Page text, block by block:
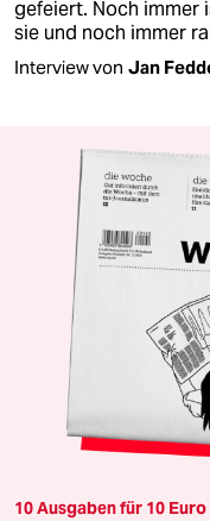
gefeiert. Noch immer
sie und noch immer
Interview von Jan
10 Ausgaben für 10 Euro